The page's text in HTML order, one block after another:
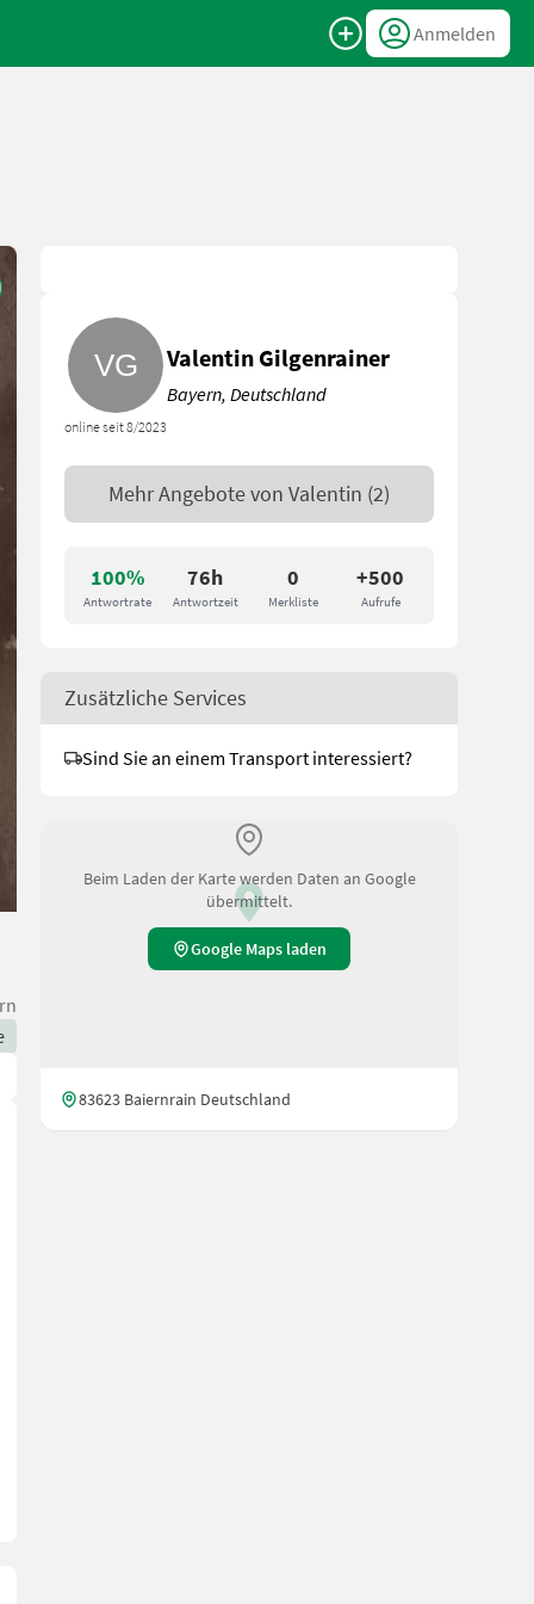
Anmelden
100%
Antwortrate
76h
Antwortzeit
0
Merkliste
+500
Aufrufe
online seit 8/2023
Valentin Gilgenrainer
Bayern, Deutschland
Mehr Angebote von Valentin (2)
Zusätzliche Services
Sind Sie an einem Transport interessiert?
Beim Laden der Karte werden Daten an Google
übermittelt.
Google Maps laden
83623 Baiernrain Deutschland